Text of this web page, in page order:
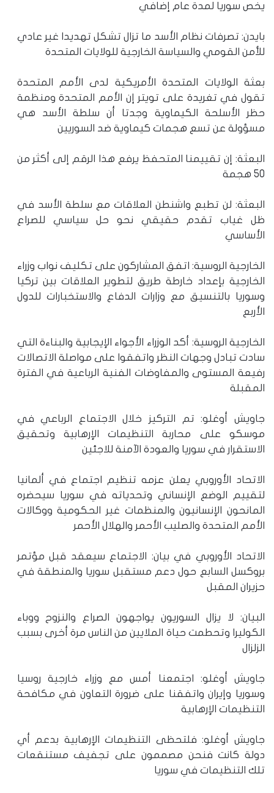
يخص ‎سوريا لمدة عام إضافي
بايدن: تصرفات نظام ‎الأسد ما تزال تشكل تهديدا غير عادي
للأمن القومي والسياسة الخارجية للولايات المتحدة
بعثة الولايات المتحدة الأمريكية لدى الأمم المتحدة
تقول في تغريدة على تويتر إن الأمم المتحدة ومنظمة
حظر الأسلحة الكيماوية وجدتا أن سلطة الأسد هي
مسؤولة عن تسع هجمات كيماوية ضد السوريين
البعثة: إن تقييمنا المتحفظ يرفع هذا الرقم إلى أكثر من
50 هجمة
البعثة: لن تطبع واشنطن العلاقات مع سلطة الأسد في
ظل غياب تقدم حقيقي نحو حل سياسي للصراع
الأساسي
الخارجية الروسية: اتفق المشاركون على تكليف نواب وزراء
الخارجية بإعداد خارطة طريق لتطوير العلاقات بين تركيا
وسوريا بالتنسيق مع وزارات الدفاع والاستخبارات للدول
الأربع
الخارجية الروسية: أكد الوزراء الأجواء الإيجابية والبناءة التي
سادت تبادل وجهات النظر واتفقوا على مواصلة الاتصالات
رفيعة المستوى والمفاوضات الفنية الرباعية في الفترة
المقبلة
جاويش أوغلو: تم التركيز خلال الاجتماع الرباعي في
موسكو على محاربة التنظيمات الإرهابية وتحقيق
الاستقرار في سوريا والعودة الآمنة للاجئين
الاتحاد الأوروبي يعلن عزمه تنظيم اجتماع في ألمانيا
لتقييم الوضع الإنساني وتحدياته في سوريا سيحضره
المانحون الإنسانيون والمنظمات غير الحكومية ووكالات
الأمم المتحدة والصليب الأحمر والهلال الأحمر
الاتحاد الأوروبي في بيان: الاجتماع سيعقد قبل مؤتمر
بروكسل السابع حول دعم مستقبل سوريا والمنطقة في
حزيران المقبل
البيان: لا يزال السوريون يواجهون الصراع والنزوح ووباء
الكوليرا وتحطمت حياة الملايين من الناس مرة أخرى بسبب
الزلزال
جاويش أوغلو: اجتمعنا أمس مع وزراء خارجية روسيا
وسوريا وإيران واتفقنا على ضرورة التعاون في مكافحة
التنظيمات الإرهابية
جاويش أوغلو: فلتحظى التنظيمات الإرهابية بدعم أي
دولة كانت فنحن مصممون على تجفيف مستنقعات
تلك التنظيمات في سوريا